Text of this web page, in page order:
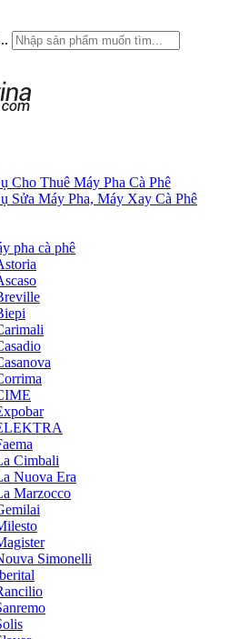
Cho Thuê Máy Pha Cà Phê
Sửa Máy Pha, Máy Xay Cà Phê
pha cà phê
Cimbali
Nuova Era
Marzocco
Simonelli